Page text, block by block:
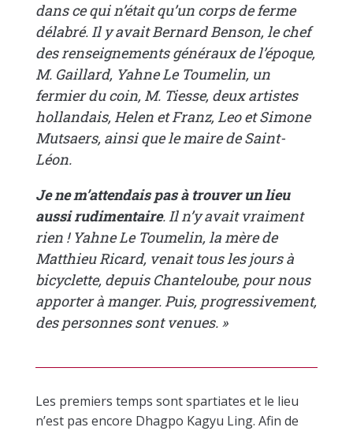
dans ce qui n’était qu’un corps de ferme
délabré. Il y avait Bernard Benson, le chef
des renseignements généraux de l’époque,
M. Gaillard, Yahne Le Toumelin, un
fermier du coin, M. Tiesse, deux artistes
hollandais, Helen et Franz, Leo et Simone
Mutsaers, ainsi que le maire de Saint-
Léon.
Je ne m’attendais pas à trouver un lieu
aussi rudimentaire. Il n’y avait vraiment
rien ! Yahne Le Toumelin, la mère de
Matthieu Ricard, venait tous les jours à
bicyclette, depuis Chanteloube, pour nous
apporter à manger. Puis, progressivement,
des personnes sont venues. »
Les premiers temps sont spartiates et le lieu
n’est pas encore Dhagpo Kagyu Ling. Afin de